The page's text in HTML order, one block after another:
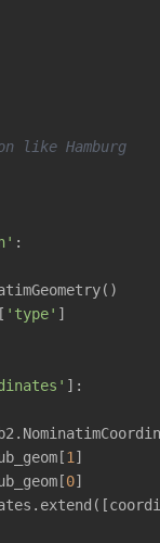
like Hamburg
:
'type' ]
]:
1]
0]